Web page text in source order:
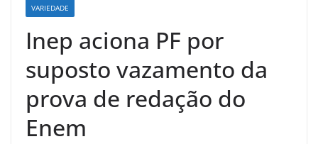
VARIEDADE
Inep aciona PF por
suposto vazamento da
prova de redação do
Enem